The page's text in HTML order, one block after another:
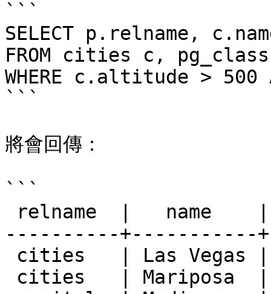
```
SELECT p.relname,
FROM cities c,
WHERE c.altitude >
```
將會回傳：
```
----------+-----------